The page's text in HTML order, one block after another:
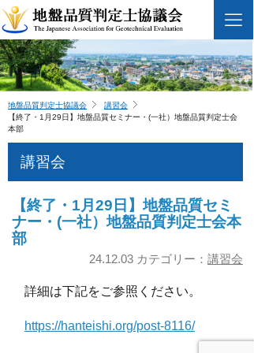
地盤品質判定士協議会
講習会
【終了・1月29日】地盤品質セミナー・(一社）地盤品質判定士会
本部
講習会
【終了・1月29日】地盤品質セミ
ナー・(一社）地盤品質判定士会本
部
24.12.03 カテゴリー： 講習会
詳細は下記をご参照ください。
https://hanteishi.org/post-8116/